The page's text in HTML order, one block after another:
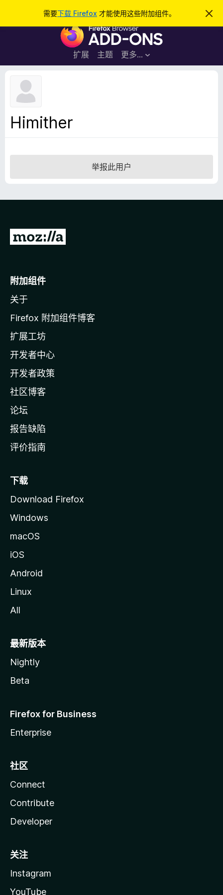
需要下载 Firefox 才能使用这些附加组件。
忽
此
F
r
e
加
组
扩展 主题 更多…
登录
Himither
举报此用户
转
o
i
l
a
主
页
附加组件
关于
Firefox 附加组件博客
扩展工坊
开发者中心
开发者政策
社区博客
论坛
报告缺陷
评价指南
下载
Download Firefox
Windows
macOS
iOS
Android
Linux
All
最新版本
Nightly
Beta
Firefox for Business
Enterprise
社区
Connect
Contribute
Developer
关注
Instagram
YouTube